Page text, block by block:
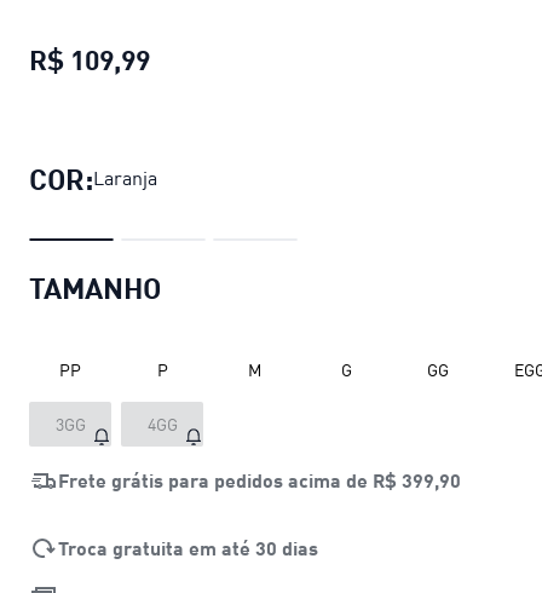
R$ 109,99
COR:Laranja
TAMANHO
PP P M G GG
3GG 4GG
Frete grátis para pedidos acima de R$ 399,90
Troca gratuita em até 30 dias